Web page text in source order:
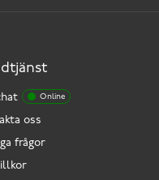
Online
oss
frågor